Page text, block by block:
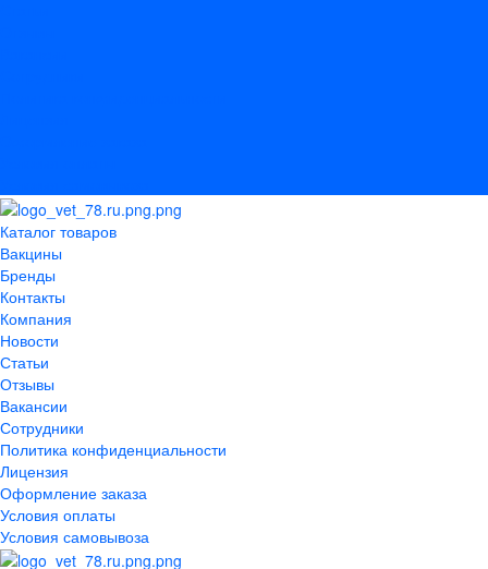
Каталог товаров
Вакцины
Бренды
Контакты
Компания
Новости
Статьи
Отзывы
Вакансии
Сотрудники
Политика конфиденциальности
Лицензия
Оформление заказа
Условия оплаты
Условия самовывоза